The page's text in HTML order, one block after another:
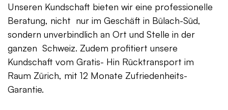
Unseren Kundschaft bieten wir eine professionelle
Beratung, nicht nur im Geschäft in Bülach-Süd,
sondern unverbindlich an Ort und Stelle in der
ganzen Schweiz. Zudem profitiert unsere
Kundschaft vom Gratis- Hin Rücktransport im
Raum Zürich, mit 12 Monate Zufriedenheits-
Garantie.